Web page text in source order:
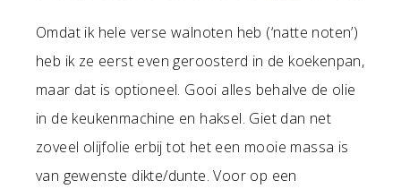
Omdat ik hele verse walnoten heb (‘natte noten’)
heb ik ze eerst even geroosterd in de koekenpan,
maar dat is optioneel. Gooi alles behalve de olie
in de keukenmachine en haksel. Giet dan net
zoveel olijfolie erbij tot het een mooie massa is
van gewenste dikte/dunte. Voor op een